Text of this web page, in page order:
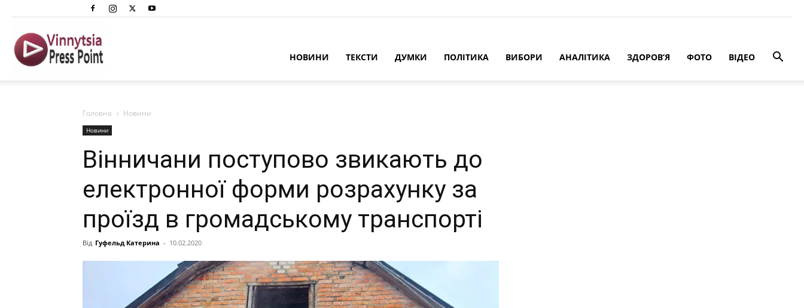
Преспоінт
НОВИНИ ТЕКСТИ ДУМКИ ПОЛІТИКА ВИБОРИ АНАЛІТИКА ЗДОРОВ’Я ФОТО ВІДЕО
Головна Новини
Новини
Вінничани поступово звикають до
електронної форми розрахунку за
проїзд в громадському транспорті
Від Гуфельд Катерина - 10.02.2020